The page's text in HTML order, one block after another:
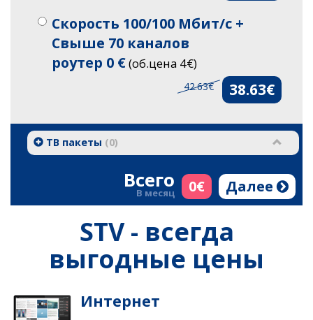
Скорость 100/100 Мбит/с +
Свыше 70 каналов
роутер 0 €(об.цена 4€)
38.63€
42.63€
ТВ пакеты (0)
Далее
Всего
В месяц 0€
STV - всегда
выгодные цены
Интернет